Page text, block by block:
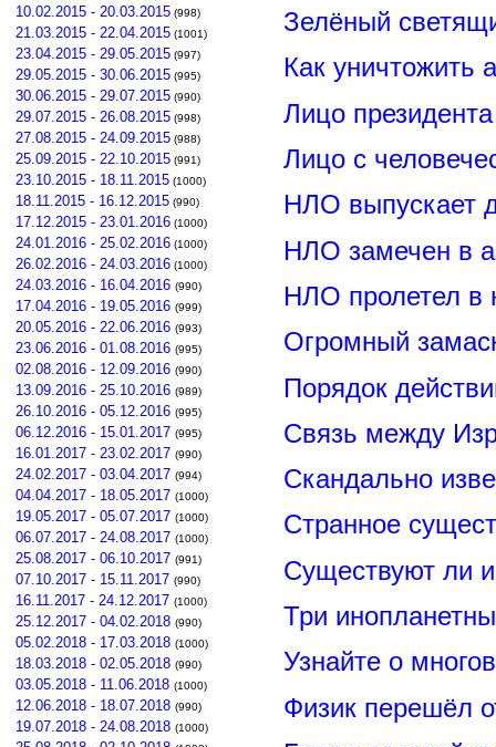
10.02.2015 - 20.03.2015 (998)
21.03.2015 - 22.04.2015 (1001)
23.04.2015 - 29.05.2015 (997)
29.05.2015 - 30.06.2015 (995)
30.06.2015 - 29.07.2015 (990)
29.07.2015 - 26.08.2015 (998)
27.08.2015 - 24.09.2015 (988)
25.09.2015 - 22.10.2015 (991)
23.10.2015 - 18.11.2015 (1000)
18.11.2015 - 16.12.2015 (990)
17.12.2015 - 23.01.2016 (1000)
24.01.2016 - 25.02.2016 (1000)
26.02.2016 - 24.03.2016 (1000)
24.03.2016 - 16.04.2016 (990)
17.04.2016 - 19.05.2016 (999)
20.05.2016 - 22.06.2016 (993)
23.06.2016 - 01.08.2016 (995)
02.08.2016 - 12.09.2016 (990)
13.09.2016 - 25.10.2016 (989)
26.10.2016 - 05.12.2016 (995)
06.12.2016 - 15.01.2017 (995)
16.01.2017 - 23.02.2017 (990)
24.02.2017 - 03.04.2017 (994)
04.04.2017 - 18.05.2017 (1000)
19.05.2017 - 05.07.2017 (1000)
06.07.2017 - 24.08.2017 (1000)
25.08.2017 - 06.10.2017 (991)
07.10.2017 - 15.11.2017 (990)
16.11.2017 - 24.12.2017 (1000)
25.12.2017 - 04.02.2018 (990)
05.02.2018 - 17.03.2018 (1000)
18.03.2018 - 02.05.2018 (990)
03.05.2018 - 11.06.2018 (1000)
12.06.2018 - 18.07.2018 (990)
19.07.2018 - 24.08.2018 (1000)
Зелёный
Как уничтожить
Лицо
Лицо с
НЛО выпускает
НЛО замечен в
НЛО пролетел в
Огромный
Порядок
Связь между
Скандально
Странное
Существуют ли
Три
Узнайте о
Физик перешёл